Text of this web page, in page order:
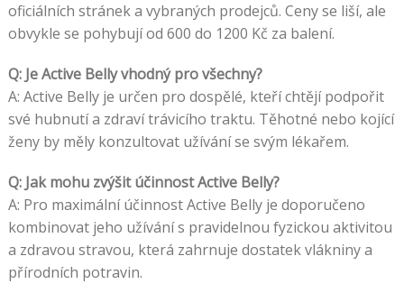
oficiálních stránek a vybraných prodejců. Ceny se liší, ale
obvykle se pohybují od 600 do 1200 Kč za balení.
Q: Je Active Belly vhodný pro všechny?
A: Active Belly je určen pro dospělé, kteří chtějí podpořit
své hubnutí a zdraví trávicího traktu. Těhotné nebo kojící
ženy by měly konzultovat užívání se svým lékařem.
Q: Jak mohu zvýšit účinnost Active Belly?
A: Pro maximální účinnost Active Belly je doporučeno
kombinovat jeho užívání s pravidelnou fyzickou aktivitou
a zdravou stravou, která zahrnuje dostatek vlákniny a
přírodních potravin.